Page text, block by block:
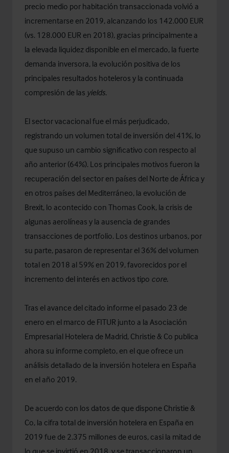
precio medio por habitación transaccionada volvió a
incrementarse en 2019, alcanzando los 142.000 EUR
(vs. 128.000 EUR en 2018), gracias principalmente a
la elevada liquidez disponible en el mercado, la fuerte
demanda inversora, la evolución positiva de los
principales resultados hoteleros y la continuada
compresión de las yields.
El sector vacacional fue el más perjudicado,
registrando un volumen total de inversión del 41%, lo
que supuso un cambio significativo con respecto al
año anterior (64%). Los principales motivos fueron la
recuperación del sector en países del Norte de África y
en otros países del Mediterráneo, la evolución de
Brexit, lo acontecido con Thomas Cook, la crisis de
algunas aerolíneas y la ausencia de grandes
transacciones de portfolio. Los destinos urbanos, por
su parte, pasaron de representar el 36% del volumen
total en 2018 al 59% en 2019, favorecidos por el
incremento del interés en activos tipo core.
Tras el avance del citado informe el pasado 23 de
enero en el marco de FITUR junto a la Asociación
Empresarial Hotelera de Madrid, Christie & Co publica
ahora su informe completo, en el que ofrece un
análisis detallado de la inversión hotelera en España
en el año 2019.
De acuerdo con los datos de que dispone Christie &
Co, la cifra total de inversión hotelera en España en
2019 fue de 2.375 millones de euros, casi la mitad de
lo que se invirtió en 2018, y se transaccionaron un